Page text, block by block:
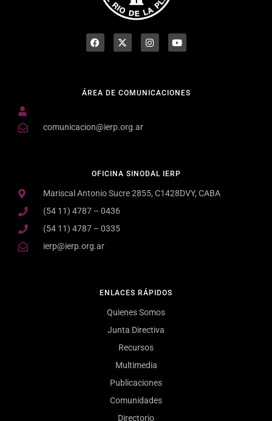
ENLACES RÁPIDOS
Quienes Somos
Junta Directiva
Recursos
Multimedia
Publicaciones
Comunidades
Directorio
OFICINA SINODAL IERP
Mariscal Antonio Sucre 2855, C1428DVY, CABA
(54 11) 4787 – 0436
(54 11) 4787 – 0335
ierp@ierp.org.ar
ÁREA DE COMUNICACIONES
comunicacion@ierp.org.ar